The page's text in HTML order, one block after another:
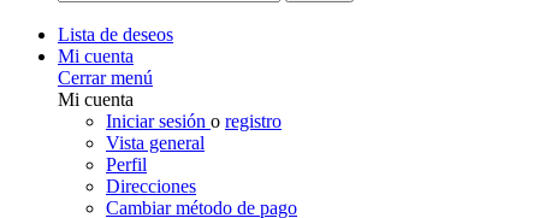
Lista de deseos
Mi cuenta
Cerrar menú
Mi cuenta
Iniciar sesión o registro
Vista general
Perfil
Direcciones
Cambiar método de pago